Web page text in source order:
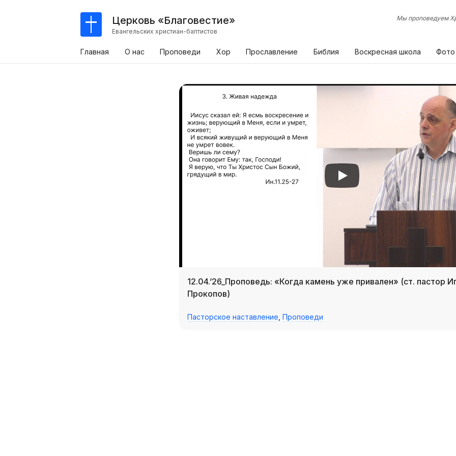
Церковь «Благовестие»
Евангельских христиан-баптистов
Мы проповедуем
Главная О нас Проповеди Хор Прославление Библия Воскресная школа Фото
12.04.’26_Проповедь: «Когда камень уже привален» (ст. пастор
Прокопов)
Пасторское наставление Проповеди